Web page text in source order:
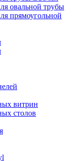
овальной трубы
прямоугольной
витрин
столов